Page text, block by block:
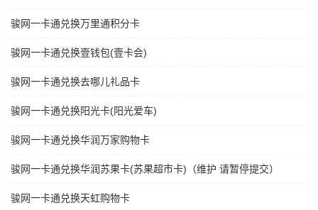
骏网一卡通兑换万里通积分卡
骏网一卡通兑换壹钱包(壹卡会)
骏网一卡通兑换去哪儿礼品卡
骏网一卡通兑换阳光卡(阳光爱车)
骏网一卡通兑换华润万家购物卡
骏网一卡通兑换华润苏果卡(苏果超市卡)（维护 请暂停提交）
骏网一卡通兑换天虹购物卡